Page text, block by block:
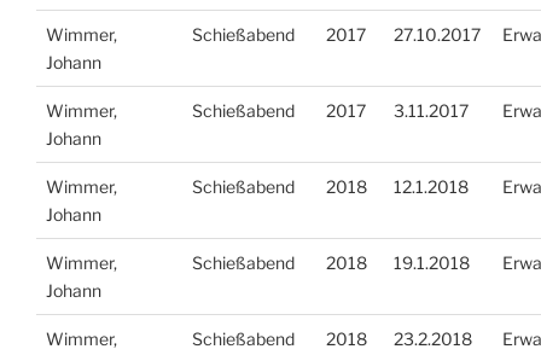
Wimmer,
Johann
Schießabend 2017 27.10.2017
Wimmer,
Johann
Schießabend 2017 3.11.2017
Wimmer,
Johann
Schießabend 2018 12.1.2018
Wimmer,
Johann
Schießabend 2018 19.1.2018
Wimmer,
Schießabend 2018 23.2.2018